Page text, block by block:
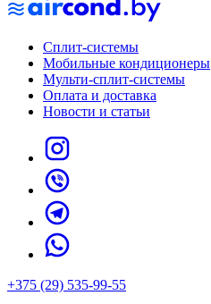
Сплит-системы
Мобильные кондиционеры
Мульти-сплит-системы
Оплата и доставка
Новости и статьи
+375 (29) 535-99-55